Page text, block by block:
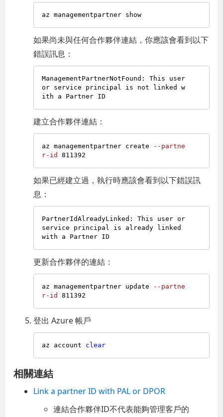
如果尚未與任何合作夥伴連結，你應該會看到以下
錯誤訊息：
ManagementPartnerNotFound: This user
or service principal is not linked w
建立合作夥伴連結：
az managementpartner create
--partne
r-id
811392
如果已經建立過，執行時應該會看到以下錯誤訊
息：
PartnerIdAlreadyLinked: This user or
service principal is already linked
更新合作夥伴的連結：
az managementpartner update
--partne
r-id
811392
登出 Azure 帳戶
az account clear
相關連結
Link a partner ID with PAL or DPOR
連結合作夥伴ID不代表能夠管理客戶的